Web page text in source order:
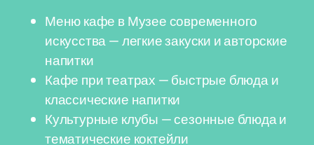
Меню кафе в Музее современного
искусства — легкие закуски и авторские
напитки
Кафе при театрах — быстрые блюда и
классические напитки
Культурные клубы — сезонные блюда и
тематические коктейли